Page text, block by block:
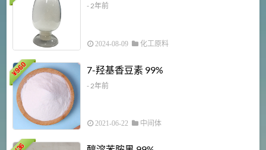
- 2年前
2024-08-09 化工原料
¥
960 7-羟基香豆素 99%
- 2年前
2021-06-22 中间体
36